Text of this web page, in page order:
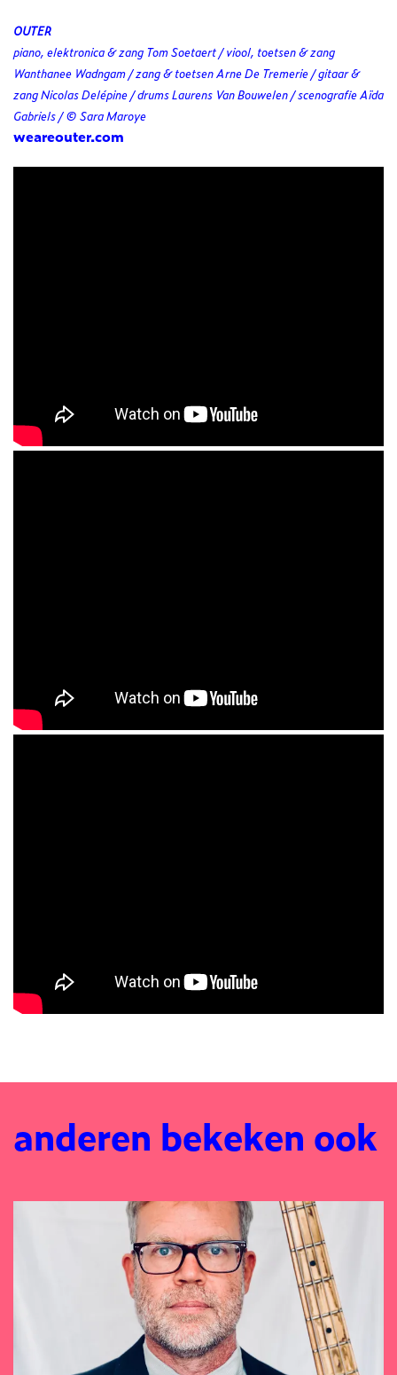
OUTER
piano, elektronica & zang Tom Soetaert / viool, toetsen & zang
Wanthanee Wadngam / zang & toetsen Arne De Tremerie / gitaar &
zang Nicolas Delépine / drums Laurens Van Bouwelen / scenografie Aïda
Gabriels / © Sara Maroye
weareouter.com
anderen bekeken ook